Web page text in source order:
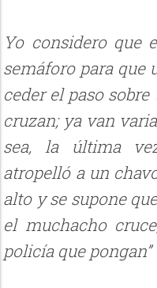
Yo considero que
semáforo para que
ceder el paso
cruzan; ya van
sea, la última
atropelló a un
alto y se supone
el muchacho
policía que pongan”